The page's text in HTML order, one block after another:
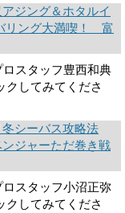
ジング＆ホタルイ
リング大満喫！ 富
スタッフ豊西和典
クしてみてくださ
シーバス攻略法
ンジャーただ巻き戦
スタッフ小沼正弥
クしてみてくださ